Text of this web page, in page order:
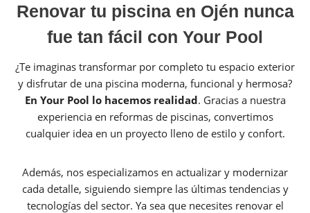
Renovar tu piscina en Ojén nunca
fue tan fácil con Your Pool
¿Te imaginas transformar por completo tu espacio exterior
y disfrutar de una piscina moderna, funcional y hermosa?
En Your Pool lo hacemos realidad. Gracias a nuestra
experiencia en reformas de piscinas, convertimos
cualquier idea en un proyecto lleno de estilo y confort.
Además, nos especializamos en actualizar y modernizar
cada detalle, siguiendo siempre las últimas tendencias y
tecnologías del sector. Ya sea que necesites renovar el